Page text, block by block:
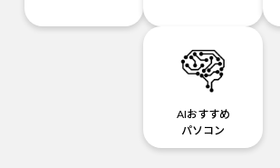
AIおすすめ
パソコン